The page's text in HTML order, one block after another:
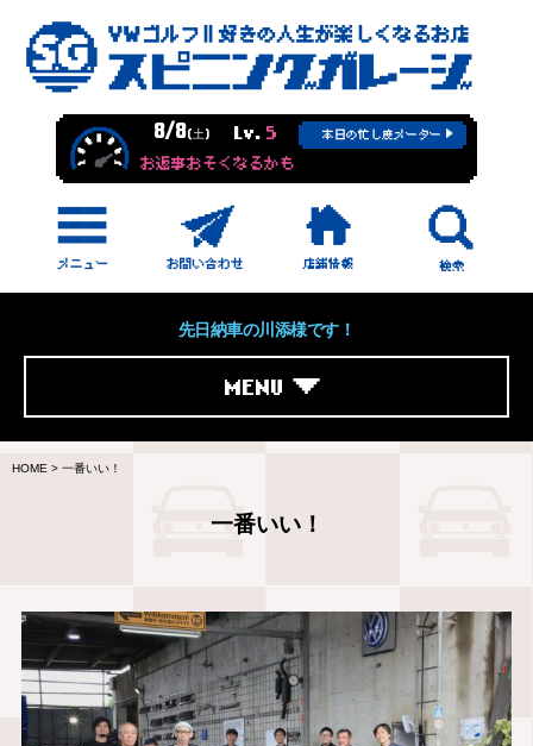
8/8(土) Lv. 5 本日の忙し度メーター
お返事おそくなるかも
先日納車の川添様です！
MENU
HOME > 一番いい！
一番いい！